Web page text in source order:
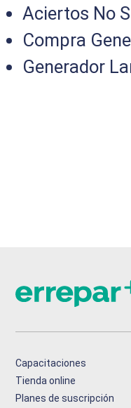
Aciertos No
Compra
Generador
Capacitaciones
Tienda online
Planes de suscripción